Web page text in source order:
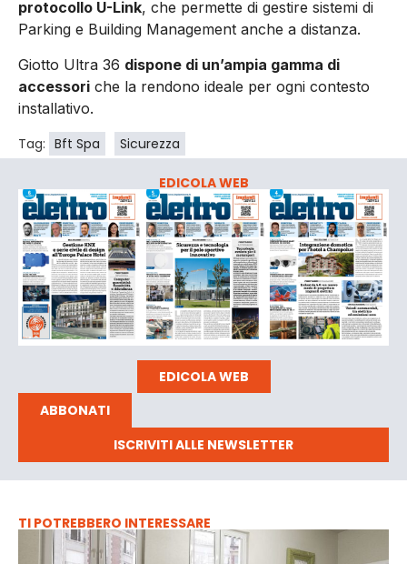
protocollo U-Link, che permette di gestire sistemi di
Parking e Building Management anche a distanza.
Giotto Ultra 36 dispone di un’ampia gamma di
accessori che la rendono ideale per ogni contesto
installativo.
Tag: Bft Spa Sicurezza
EDICOLA WEB
EDICOLA WEB
ABBONATI
ISCRIVITI ALLE NEWSLETTER
TI POTREBBERO INTERESSARE